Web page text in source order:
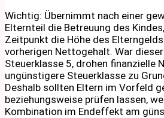
Wichtig: Übernimmt nach einer
Elternteil die Betreuung des
Zeitpunkt die Höhe des
vorherigen Nettogehalt. War
Steuerklasse 5, drohen finanzielle
ungünstigere Steuerklasse zu
Deshalb sollten Eltern im Vorfeld
beziehungsweise prüfen lassen,
Kombination im Endeffekt am